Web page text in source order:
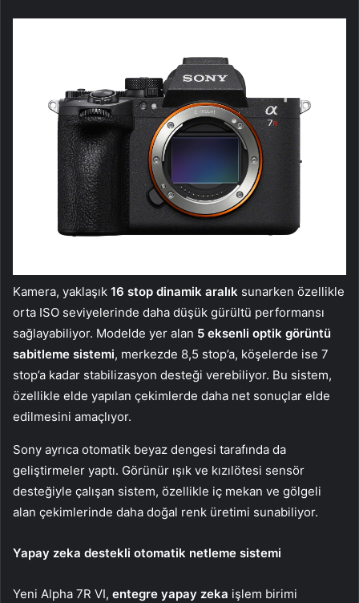
Kamera, yaklaşık 16 stop dinamik aralık sunarken özellikle
orta ISO seviyelerinde daha düşük gürültü performansı
sağlayabiliyor. Modelde yer alan 5 eksenli optik görüntü
sabitleme sistemi, merkezde 8,5 stop’a, köşelerde ise 7
stop’a kadar stabilizasyon desteği verebiliyor. Bu sistem,
özellikle elde yapılan çekimlerde daha net sonuçlar elde
edilmesini amaçlıyor.
Sony ayrıca otomatik beyaz dengesi tarafında da
geliştirmeler yaptı. Görünür ışık ve kızılötesi sensör
desteğiyle çalışan sistem, özellikle iç mekan ve gölgeli
alan çekimlerinde daha doğal renk üretimi sunabiliyor.
Yapay zeka destekli otomatik netleme sistemi
Yeni Alpha 7R VI, entegre yapay zeka işlem birimi